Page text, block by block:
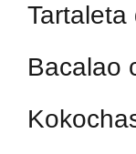
Tartaleta
Bacalao